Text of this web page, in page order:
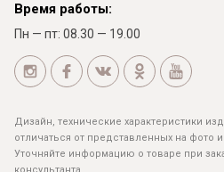
Время работы:
Пн — пт: 08.30 — 19.00
Дизайн, технические характеристики
отличаться от представленных на фото
Уточняйте информацию о товаре при